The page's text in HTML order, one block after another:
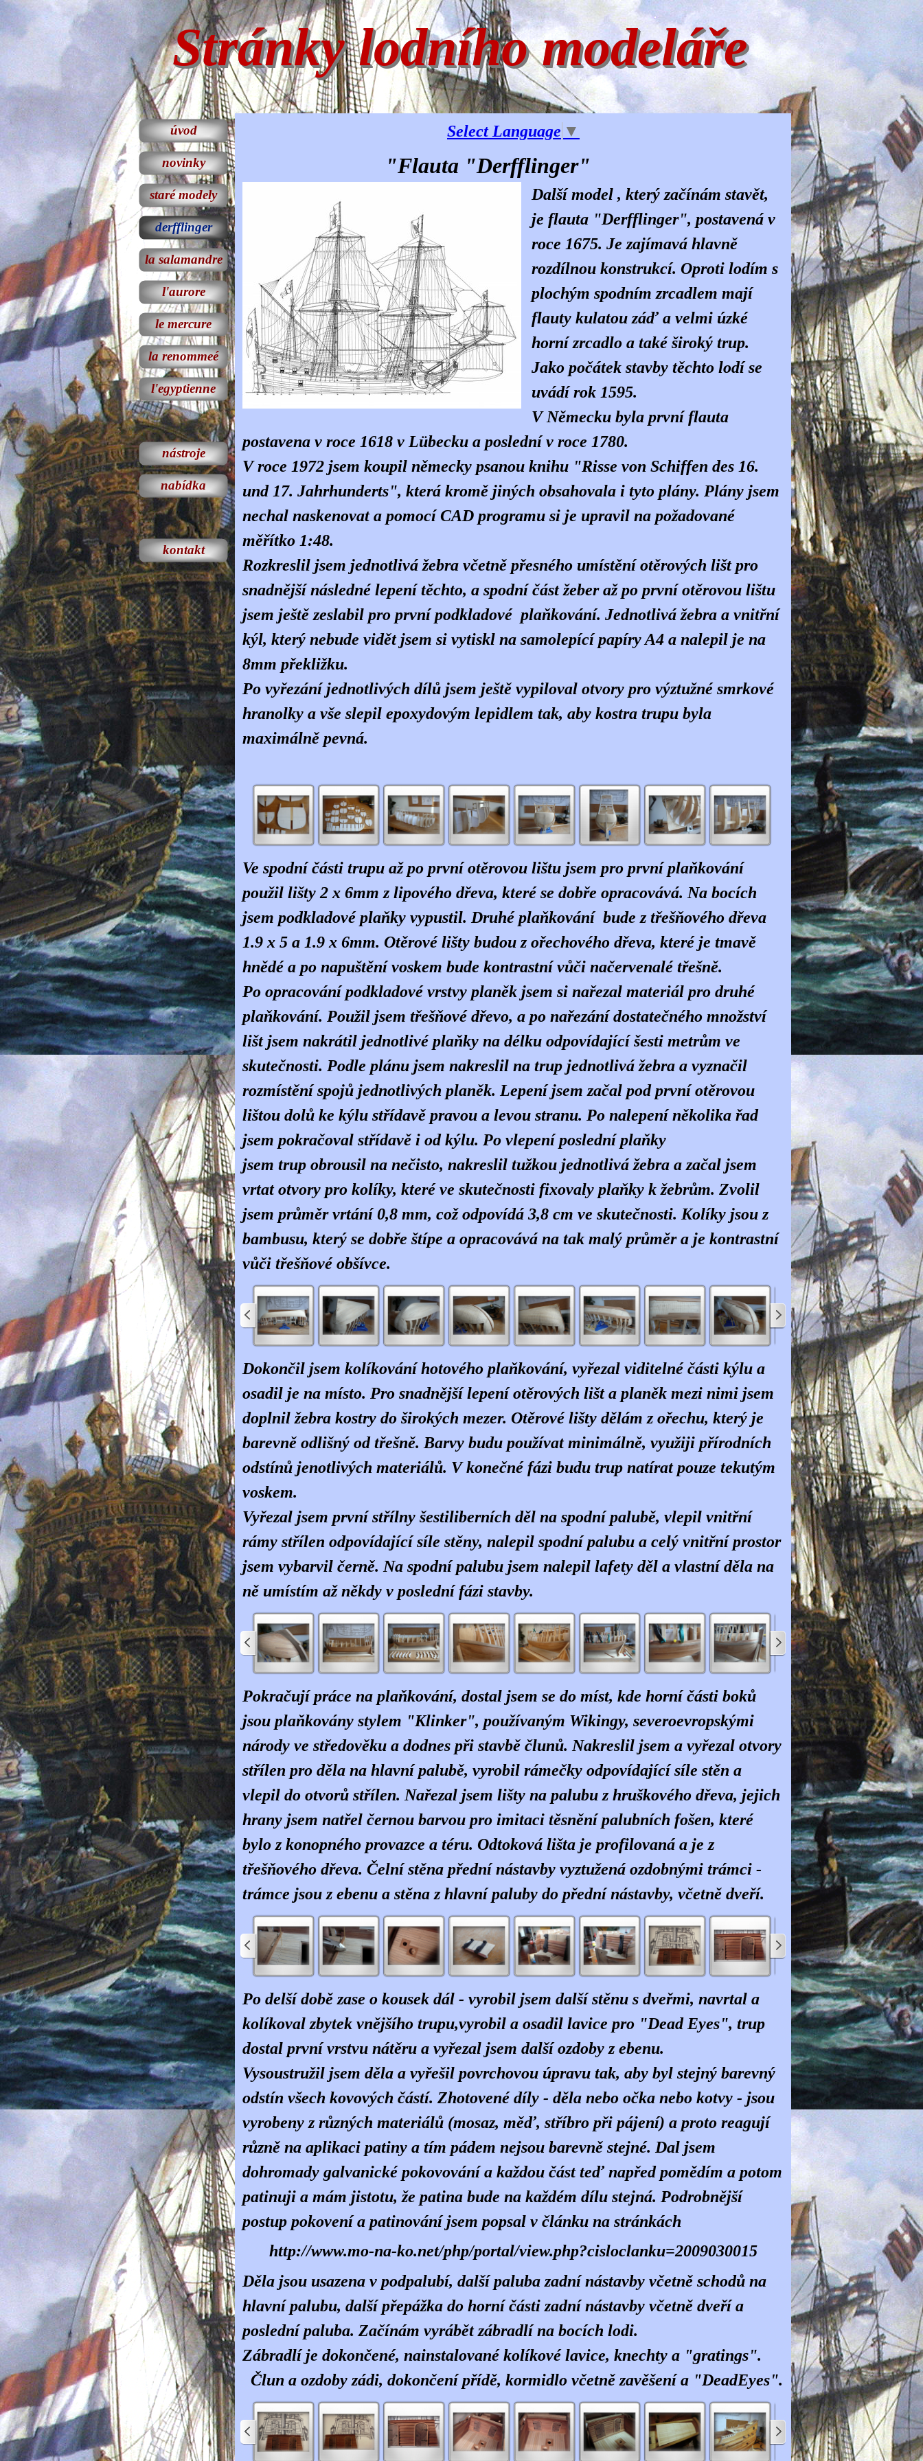
Stránky lodního modeláře
úvod
novinky
staré modely
derfflinger
la salamandre
l'aurore
le mercure
la renommeé
l'egyptienne
nástroje
nabídka
kontakt
Select Language ▼
"Flauta "Derfflinger"
Další model , který začínám stavět,
je flauta "Derfflinger", postavená v
roce 1675. Je zajímavá hlavně
rozdílnou konstrukcí. Oproti lodím s
plochým spodním zrcadlem mají
flauty kulatou záď a velmi úzké
horní zrcadlo a také široký trup.
Jako počátek stavby těchto lodí se
uvádí rok 1595.
V Německu byla první flauta
postavena v roce 1618 v Lübecku a poslední v roce 1780.
V roce 1972 jsem koupil německy psanou knihu "Risse von Schiffen des 16.
und 17. Jahrhunderts", která kromě jiných obsahovala i tyto plány. Plány jsem
nechal naskenovat a pomocí CAD programu si je upravil na požadované
měřítko 1:48.
Rozkreslil jsem jednotlivá žebra včetně přesného umístění otěrových lišt pro
snadnější následné lepení těchto, a spodní část žeber až po první otěrovou lištu
jsem ještě zeslabil pro první podkladové plaňkování. Jednotlivá žebra a vnitřní
kýl, který nebude vidět jsem si vytiskl na samolepící papíry A4 a nalepil je na
8mm překližku.
Po vyřezání jednotlivých dílů jsem ještě vypiloval otvory pro výztužné smrkové
hranolky a vše slepil epoxydovým lepidlem tak, aby kostra trupu byla
maximálně pevná.
Ve spodní části trupu až po první otěrovou lištu jsem pro první plaňkování
použil lišty 2 x 6mm z lipového dřeva, které se dobře opracovává. Na bocích
jsem podkladové plaňky vypustil. Druhé plaňkování bude z třešňového dřeva
1.9 x 5 a 1.9 x 6mm. Otěrové lišty budou z ořechového dřeva, které je tmavě
hnědé a po napuštění voskem bude kontrastní vůči načervenalé třešně.
Po opracování podkladové vrstvy planěk jsem si nařezal materiál pro druhé
plaňkování. Použil jsem třešňové dřevo, a po nařezání dostatečného množství
lišt jsem nakrátil jednotlivé plaňky na délku odpovídající šesti metrům ve
skutečnosti. Podle plánu jsem nakreslil na trup jednotlivá žebra a vyznačil
rozmístění spojů jednotlivých planěk. Lepení jsem začal pod první otěrovou
lištou dolů ke kýlu střídavě pravou a levou stranu. Po nalepení několika řad
jsem pokračoval střídavě i od kýlu. Po vlepení poslední plaňky
jsem trup obrousil na nečisto, nakreslil tužkou jednotlivá žebra a začal jsem
vrtat otvory pro kolíky, které ve skutečnosti fixovaly plaňky k žebrům. Zvolil
jsem průměr vrtání 0,8 mm, což odpovídá 3,8 cm ve skutečnosti. Kolíky jsou z
bambusu, který se dobře štípe a opracovává na tak malý průměr a je kontrastní
vůči třešňové obšívce.
Dokončil jsem kolíkování hotového plaňkování, vyřezal viditelné části kýlu a
osadil je na místo. Pro snadnější lepení otěrových lišt a planěk mezi nimi jsem
doplnil žebra kostry do širokých mezer. Otěrové lišty dělám z ořechu, který je
barevně odlišný od třešně. Barvy budu používat minimálně, využijipřírodních
odstínů jenotlivých materiálů. V konečné fázi budu trup natírat pouze tekutým
voskem.
Vyřezal jsem první střílny šestiliberních děl na spodní palubě, vlepil vnitřní
rámy střílen odpovídající síle stěny, nalepil spodní palubu a celý vnitřní prostor
jsem vybarvil černě. Na spodní palubu jsem nalepil lafety děl a vlastní děla na
ně umístím až někdy v poslední fázi stavby.
Pokračují práce na plaňkování, dostal jsem se do míst, kde horní části boků
jsou plaňkovány stylem "Klinker", používaným Wikingy, severoevropskými
národy ve středověku a dodnes při stavbě člunů. Nakreslil jsem a vyřezal otvory
střílen pro děla na hlavní palubě, vyrobil rámečky odpovídající síle stěn a
vlepil do otvorů střílen. Nařezal jsem lišty na palubu z hruškového dřeva, jejich
hrany jsem natřel černou barvou pro imitaci těsnění palubních fošen, které
bylo z konopného provazce a téru. Odtoková lišta je profilovaná a je z
třešňového dřeva. Čelní stěna přední nástavby vyztužená ozdobnými trámci -
trámce jsou z ebenu a stěna z hlavní paluby do přední nástavby, včetně dveří.
Po delší době zase o kousek dál - vyrobil jsem další stěnu s dveřmi, navrtal a
kolíkoval zbytek vnějšího trupu,vyrobil a osadil lavice pro "Dead Eyes", trup
dostal první vrstvu nátěru a vyřezal jsem další ozdoby z ebenu.
Vysoustružil jsem děla a vyřešil povrchovou úpravu tak, aby byl stejný barevný
odstín všech kovových částí. Zhotovené díly - děla nebo očka nebo kotvy - jsou
vyrobeny z různých materiálů (mosaz, měď, stříbro při pájení) a proto reagují
různě na aplikaci patiny a tím pádem nejsou barevně stejné. Dal jsem
dohromady galvanické pokovování a každou část teď napřed pomědím a potom
patinuji a mám jistotu, že patina bude na každém dílu stejná. Podrobnější
postup pokovení a patinování jsem popsal v článku na stránkách
http://www.mo-na-ko.net/php/portal/view.php?cisloclanku=2009030015
Děla jsou usazena v podpalubí, další paluba zadní nástavby včetně schodů na
hlavní palubu, další přepážka do horní části zadní nástavby včetně dveří a
poslední paluba. Začínám vyrábět zábradlí na bocích lodi.
Zábradlí je dokončené, nainstalované kolíkové lavice, knechty a "gratings".
Člun a ozdoby zádi, dokončení přídě, kormidlo včetně zavěšení a "DeadEyes".